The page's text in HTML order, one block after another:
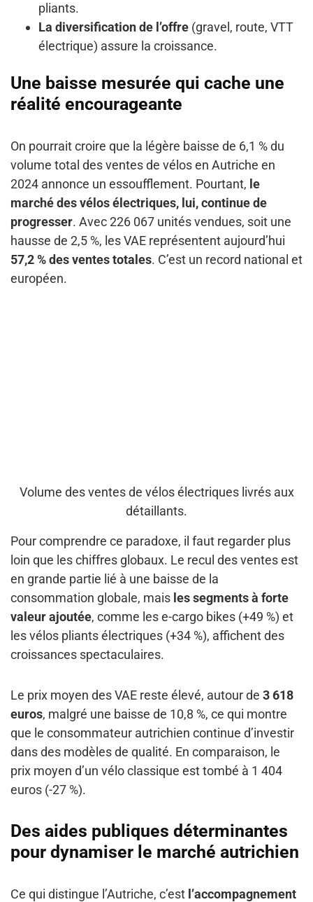
pliants.
La diversification de l’offre (gravel, route, VTT
électrique) assure la croissance.
Une baisse mesurée qui cache une
réalité encourageante
On pourrait croire que la légère baisse de 6,1 % du
volume total des ventes de vélos en Autriche en
2024 annonce un essoufflement. Pourtant, le
marché des vélos électriques, lui, continue de
progresser. Avec 226 067 unités vendues, soit une
hausse de 2,5 %, les VAE représentent aujourd’hui
57,2 % des ventes totales. C’est un record national et
européen.
Volume des ventes de vélos électriques livrés aux
détaillants.
Pour comprendre ce paradoxe, il faut regarder plus
loin que les chiffres globaux. Le recul des ventes est
en grande partie lié à une baisse de la
consommation globale, mais les segments à forte
valeur ajoutée, comme les e-cargo bikes (+49 %) et
les vélos pliants électriques (+34 %), affichent des
croissances spectaculaires.
Le prix moyen des VAE reste élevé, autour de 3 618
euros, malgré une baisse de 10,8 %, ce qui montre
que le consommateur autrichien continue d’investir
dans des modèles de qualité. En comparaison, le
prix moyen d’un vélo classique est tombé à 1 404
euros (-27 %).
Des aides publiques déterminantes
pour dynamiser le marché autrichien
Ce qui distingue l’Autriche, c’est l’accompagnement